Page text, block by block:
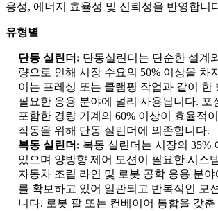
응성, 에너지 효율성 및 신뢰성을 반영합니
유형별
단동 실린더: 단동실린더는 단순한 설계
량으로 인해 시장 수요의 50% 이상을 차
이는 프레싱 또는 클램핑 작업과 같이 한
필요한 응용 분야에 널리 사용됩니다. 포
포함한 경량 기계의 60% 이상이 효율적
작동을 위해 단동 실린더에 의존합니다.
복동 실린더: 복동 실린더는 시장의 35%
있으며 양방향 제어 모션이 필요한 시스
자동차 조립 라인 및 로봇 공학 응용 분야
를 확보하고 있어 일관되고 반복적인 모
니다. 로봇 팔 또는 컨베이어 통합을 갖춘